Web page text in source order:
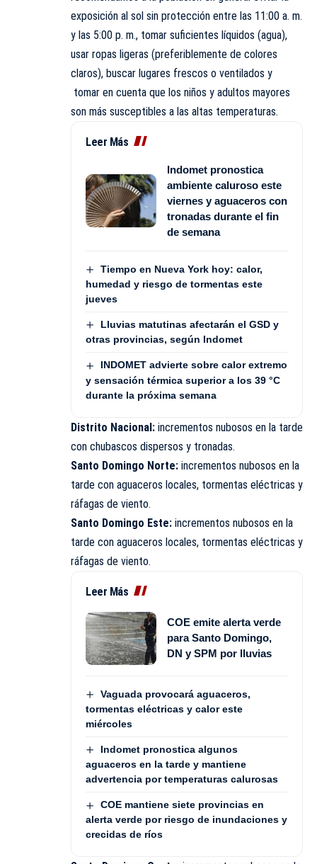
exposición al sol sin protección entre las 11:00 a. m.
y las 5:00 p. m., tomar suficientes líquidos (agua),
usar ropas ligeras (preferiblemente de colores
claros), buscar lugares frescos o ventilados y
tomar en cuenta que los niños y adultos mayores
son más susceptibles a las altas temperaturas.
Leer Más
Indomet pronostica
ambiente caluroso este
viernes y aguaceros con
tronadas durante el fin
de semana
Tiempo en Nueva York hoy: calor,
humedad y riesgo de tormentas este
jueves
Lluvias matutinas afectarán el GSD y
otras provincias, según Indomet
INDOMET advierte sobre calor extremo
y sensación térmica superior a los 39 °C
durante la próxima semana
Distrito Nacional: incrementos nubosos en la tarde
con chubascos dispersos y tronadas.
Santo Domingo Norte: incrementos nubosos en la
tarde con aguaceros locales, tormentas eléctricas y
ráfagas de viento.
Santo Domingo Este: incrementos nubosos en la
tarde con aguaceros locales, tormentas eléctricas y
ráfagas de viento.
Leer Más
COE emite alerta verde
para Santo Domingo,
DN y SPM por lluvias
Vaguada provocará aguaceros,
tormentas eléctricas y calor este
miércoles
Indomet pronostica algunos
aguaceros en la tarde y mantiene
advertencia por temperaturas calurosas
COE mantiene siete provincias en
alerta verde por riesgo de inundaciones y
crecidas de ríos